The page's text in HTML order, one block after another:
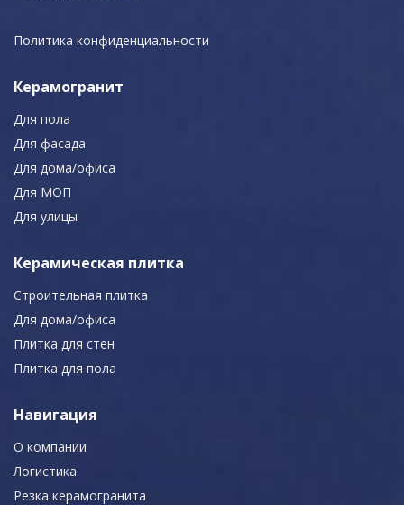
Политика конфиденциальности
Керамогранит
Для пола
Для фасада
Для дома/офиса
Для МОП
Для улицы
Керамическая плитка
Строительная плитка
Для дома/офиса
Плитка для стен
Плитка для пола
Навигация
О компании
Логистика
Резка керамогранита